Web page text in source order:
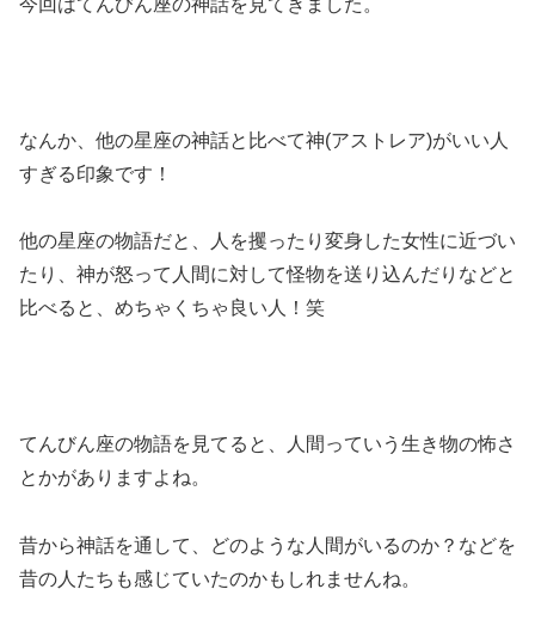
今回はてんびん座の神話を見てきました。
なんか、他の星座の神話と比べて神(アストレア)がいい人
すぎる印象です！
他の星座の物語だと、人を攫ったり変身した女性に近づい
たり、神が怒って人間に対して怪物を送り込んだりなどと
比べると、めちゃくちゃ良い人！笑
てんびん座の物語を見てると、人間っていう生き物の怖さ
とかがありますよね。
昔から神話を通して、どのような人間がいるのか？などを
昔の人たちも感じていたのかもしれませんね。